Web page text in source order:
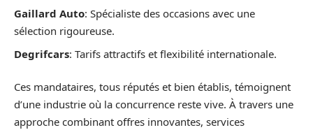
Gaillard Auto: Spécialiste des occasions avec une
sélection rigoureuse.
Degrifcars: Tarifs attractifs et flexibilité internationale.
Ces mandataires, tous réputés et bien établis, témoignent
d’une industrie où la concurrence reste vive. À travers une
approche combinant offres innovantes, services